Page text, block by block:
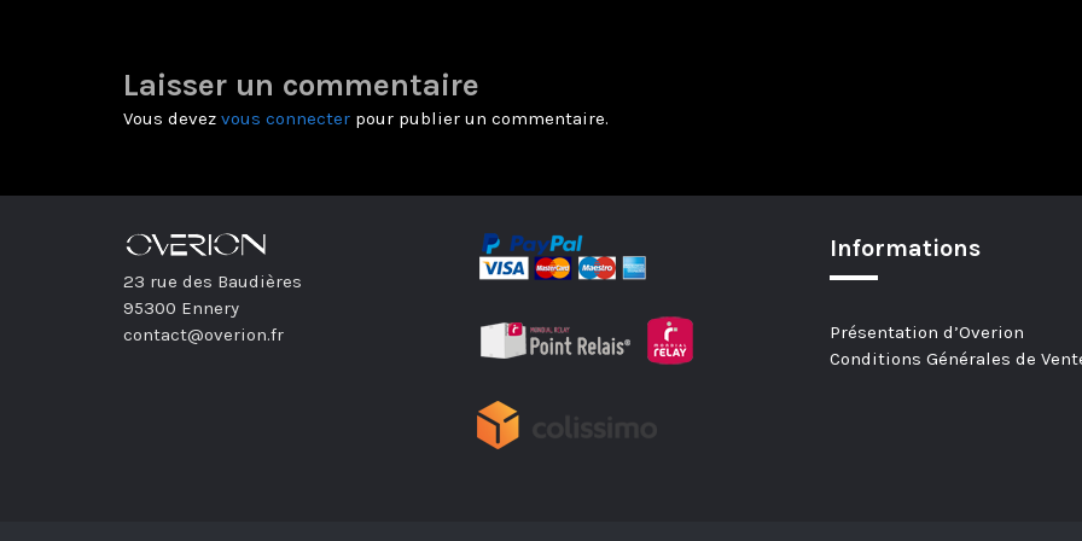
Laisser un commentaire
Vous devez vous connecter pour publier un commentaire.
23 rue des Baudières
95300 Ennery
contact@overion.fr
Informations
Présentation d’Overion
Conditions Générales de